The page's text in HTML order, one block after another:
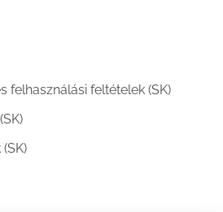
felhasználási feltételek (SK)